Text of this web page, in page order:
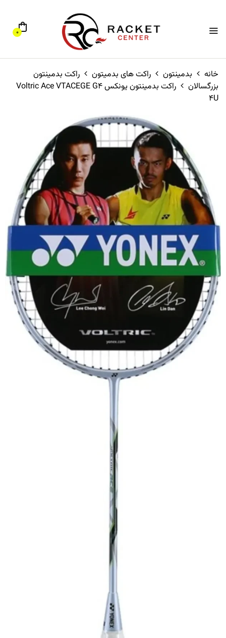
0
خانه بدمینتون راکت های بدمیتون
راکت بدمینتون
بزرگسالان
راکت بدمینتون یونکس Voltric Ace VTACEGE G4
4U